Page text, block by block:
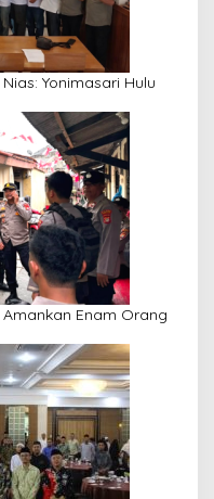
Yonimasari Hulu
Enam Orang